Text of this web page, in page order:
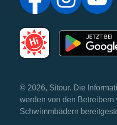
© 2026, Sitour. Die
werden von den Betreibern
Schwimmbädern